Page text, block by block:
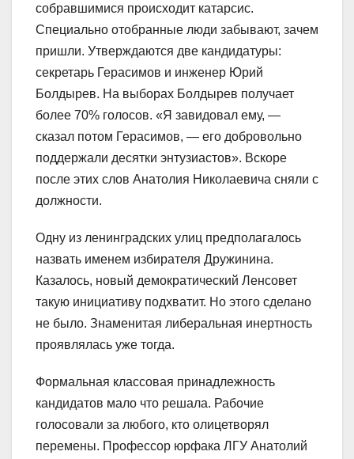
собравшимися происходит катарсис.
Специально отобранные люди забывают, зачем
пришли. Утверждаются две кандидатуры:
секретарь Герасимов и инженер Юрий
Болдырев. На выборах Болдырев получает
более 70% голосов. «Я завидовал ему, —
сказал потом Герасимов, — его добровольно
поддержали десятки энтузиастов». Вскоре
после этих слов Анатолия Николаевича сняли с
должности.
Одну из ленинградских улиц предполагалось
назвать именем избирателя Дружинина.
Казалось, новый демократический Ленсовет
такую инициативу подхватит. Но этого сделано
не было. Знаменитая либеральная инертность
проявлялась уже тогда.
Формальная классовая принадлежность
кандидатов мало что решала. Рабочие
голосовали за любого, кто олицетворял
перемены. Профессор юрфака ЛГУ Анатолий